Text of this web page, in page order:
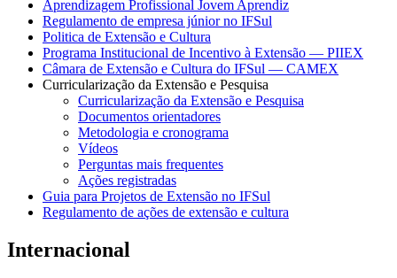
Aprendizagem Profissional Jovem Aprendiz
Regulamento de empresa júnior no IFSul
Politica de Extensão e Cultura
Programa Institucional de Incentivo à Extensão — PIIEX
Câmara de Extensão e Cultura do IFSul — CAMEX
Curricularização da Extensão e Pesquisa
Curricularização da Extensão e Pesquisa
Documentos orientadores
Metodologia e cronograma
Vídeos
Perguntas mais frequentes
Ações registradas
Guia para Projetos de Extensão no IFSul
Regulamento de ações de extensão e cultura
Internacional